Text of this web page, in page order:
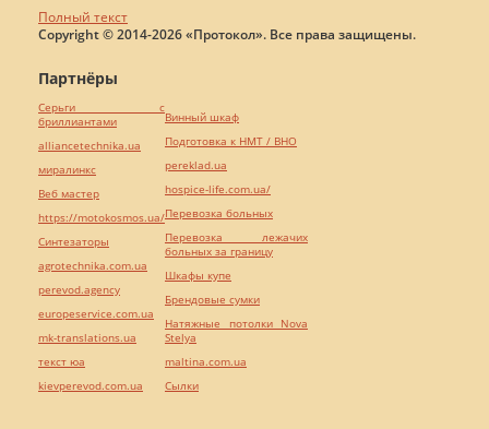
Полный текст
Copyright © 2014-2026 «Протокол». Все права защищены.
Партнёры
Серьги с
бриллиантами
alliancetechnika.ua
миралинкс
Веб мастер
https://motokosmos.ua/
Синтезаторы
agrotechnika.com.ua
perevod.agency
europeservice.com.ua
mk-translations.ua
текст юа
kievperevod.com.ua
Винный шкаф
Подготовка к НМТ / ВНО
pereklad.ua
hospice-life.com.ua/
Перевозка больных
Перевозка лежачих
больных за границу
Шкафы купе
Брендовые сумки
Натяжные потолки Nova
Stelya
maltina.com.ua
Cылки